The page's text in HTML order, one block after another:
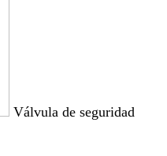
Válvula de seguridad